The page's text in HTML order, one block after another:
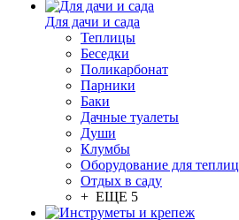
Для дачи и сада
Теплицы
Беседки
Поликарбонат
Парники
Баки
Дачные туалеты
Души
Клумбы
Оборудование для теплиц
Отдых в саду
+ ЕЩЕ 5